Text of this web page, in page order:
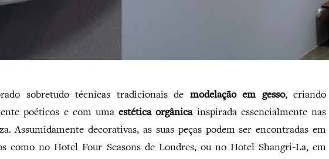
sobretudo técnicas tradicionais de modelação em gesso, criando
poéticos e com umaestética orgânicainspirada essencialmente nas
Assumidamente decorativas, as suas peças podem ser encontradas em
como no Hotel Four Seasons de Londres, ou no Hotel Shangri-La, em